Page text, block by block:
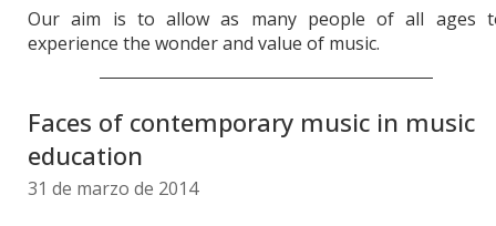
Our aim is to allow as many people of all ages
experience the wonder and value of music.
Faces of contemporary music in music
education
31 de marzo de 2014